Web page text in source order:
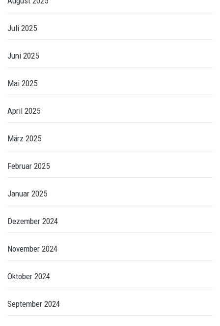
Juli 2025
Juni 2025
Mai 2025
April 2025
März 2025
Februar 2025
Januar 2025
Dezember 2024
November 2024
Oktober 2024
September 2024